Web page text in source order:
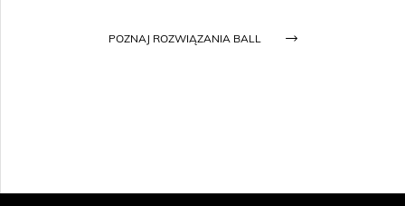
POZNAJ ROZWIĄZANIA BALL